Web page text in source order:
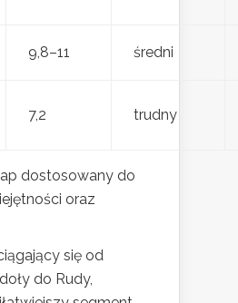
9,8–11 średni
7,2 trudny
dostosowany do
oraz
się od
do Rudy,